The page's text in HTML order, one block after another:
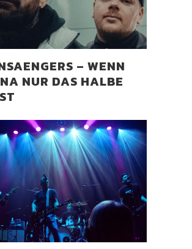
– WENN
NUR DAS HALBE